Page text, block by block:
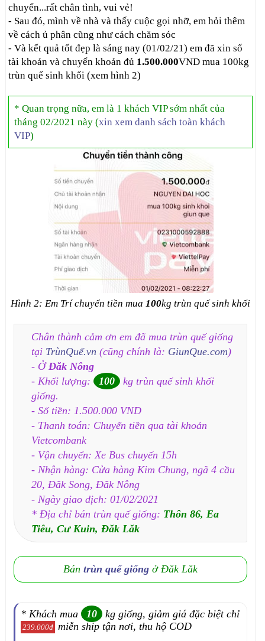
chuyển...rất chân tình, vui vẻ!
- Sau đó, mình về nhà và thấy cuộc gọi nhỡ, em hỏi thêm
về cách ủ phân cũng như cách chăm sóc
- Và kết quả tốt đẹp là sáng nay (01/02/21) em đã xin số
tài khoản và chuyển khoản đủ 1.500.000VND mua 100kg
trùn quế sinh khối (xem hình 2)
* Quan trọng nữa, em là 1 khách VIP sớm nhất của
tháng 02/2021 này (xin xem danh sách toàn khách
VIP)
Hình 2: Em Trí chuyển tiền mua 100kg trùn quế sinh khối
Chân thành cảm ơn em đã mua trùn quế giống
tại TrùnQuế.vn (cũng chính là: GiunQue.com)
- Ở Đăk Nông
- Khối lượng: 100
kg trùn quế sinh khối
giống.
- Số tiền: 1.500.000 VND
- Thanh toán: Chuyển tiền qua tài khoản
Vietcombank
- Vận chuyển: Xe Bus chuyến 15h
- Nhận hàng: Cửa hàng Kim Chung, ngã 4 cầu
20, Đăk Song, Đăk Nông
- Ngày giao dịch: 01/02/2021
* Địa chỉ bán trùn quế giống: Thôn 86, Ea
Tiêu, Cư Kuin, Đăk Lăk
Bántrùn quế giống ở Đăk Lăk
* Khách mua 10 kg giống, giảm giá đặc biệt chỉ
239.000đ miễn ship tận nơi, thu hộ COD